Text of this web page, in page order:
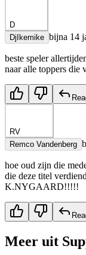
D
DjIkemike bijna 14
beste speler
naar alle toppers die
RV
Remco Vandenberg
hoe oud zijn die
die deze titel verdiend
K.NYGAARD!!!!!
Meer uit